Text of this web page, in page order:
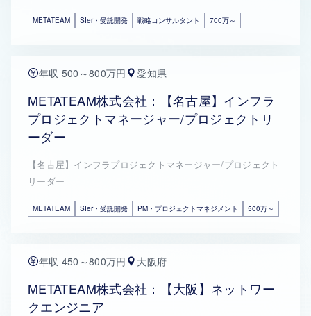
METATEAM SIer・受託開発 戦略コンサルタント 700万～
年収 500～800万円 愛知県
METATEAM株式会社：【名古屋】インフラ
プロジェクトマネージャー/プロジェクトリ
ーダー
【名古屋】インフラプロジェクトマネージャー/プロジェクト
リーダー
METATEAM SIer・受託開発 PM・プロジェクトマネジメント 500万～
年収 450～800万円 大阪府
METATEAM株式会社：【大阪】ネットワー
クエンジニア